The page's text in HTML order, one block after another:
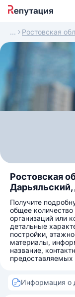
Ростовская
Ростовская
Дарьяльский,
Получите
общее количество
организаций или
детальные
постройки,
материалы,
название,
предоставляемых
Информация о